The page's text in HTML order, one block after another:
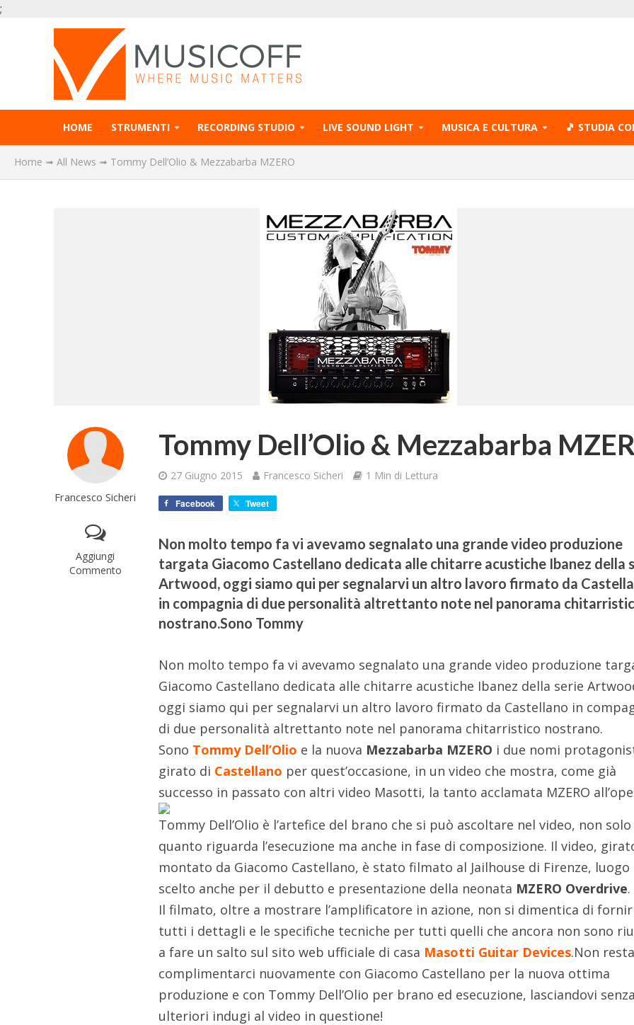
;
HOME STRUMENTI RECORDING STUDIO LIVE SOUND LIGHT MUSICA E CULTURA 🎵 STUDIA
Home ➟ All News ➟ Tommy Dell’Olio & Mezzabarba MZERO
Francesco Sicheri
Aggiungi
Commento
Tommy Dell’Olio & Mezzabarba
27 Giugno 2015 Francesco Sicheri 1 Min di Lettura
Facebook Tweet
Non molto tempo fa vi avevamo segnalato una grande video produzione
targata Giacomo Castellano dedicata alle chitarre acustiche Ibanez della
Artwood, oggi siamo qui per segnalarvi un altro lavoro firmato da
in compagnia di due personalità altrettanto note nel panorama
nostrano.Sono Tommy
Non molto tempo fa vi avevamo segnalato una grande video produzione
Giacomo Castellano dedicata alle chitarre acustiche Ibanez della serie
oggi siamo qui per segnalarvi un altro lavoro firmato da Castellano in
di due personalità altrettanto note nel panorama chitarristico nostrano.
Sono Tommy Dell’Olio e la nuova Mezzabarba MZERO i due nomi
girato di Castellano per quest’occasione, in un video che mostra, come già
successo in passato con altri video Masotti, la tanto acclamata MZERO
Tommy Dell’Olio è l’artefice del brano che si può ascoltare nel video, non
quanto riguarda l’esecuzione ma anche in fase di composizione. Il video,
montato da Giacomo Castellano, è stato filmato al Jailhouse di Firenze, luogo
scelto anche per il debutto e presentazione della neonata MZERO Overdrive.
Il filmato, oltre a mostrare l’amplificatore in azione, non si dimentica di
tutti i dettagli e le specifiche tecniche per tutti quelli che ancora non sono
a fare un salto sul sito web ufficiale di casa Masotti Guitar Devices.Non
complimentarci nuovamente con Giacomo Castellano per la nuova ottima
produzione e con Tommy Dell’Olio per brano ed esecuzione, lasciandovi senza
ulteriori indugi al video in questione!